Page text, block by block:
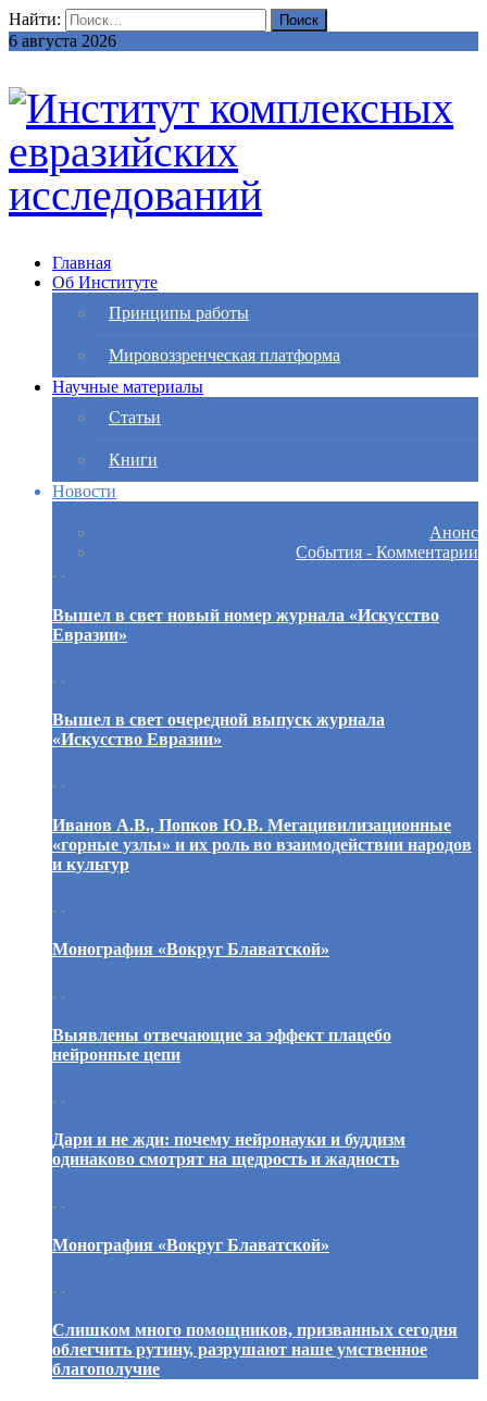
Найти:
6 августа 2026
Главная
Об Институте
Принципы работы
Мировоззренческая платформа
Научные материалы
Статьи
Книги
Новости
Анонс
События - Комментарии
. .
Вышел в свет новый номер журнала «Искусство
Евразии»
. .
Вышел в свет очередной выпуск журнала
«Искусство Евразии»
. .
Иванов А.В., Попков Ю.В. Мегацивилизационные
«горные узлы» и их роль во взаимодействии народов
и культур
. .
Монография «Вокруг Блаватской»
. .
Выявлены отвечающие за эффект плацебо
нейронные цепи
. .
Дари и не жди: почему нейронауки и буддизм
одинаково смотрят на щедрость и жадность
. .
Монография «Вокруг Блаватской»
. .
Слишком много помощников, призванных сегодня
облегчить рутину, разрушают наше умственное
благополучие